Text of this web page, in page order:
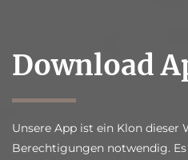
Download
Unsere App ist ein Klon dieser
Berechtigungen notwendig.